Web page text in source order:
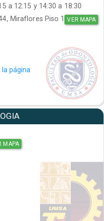
a 12:15 y 14:30 a 18:30
Miraflores Piso 1 VER MAPA
página
MAPA